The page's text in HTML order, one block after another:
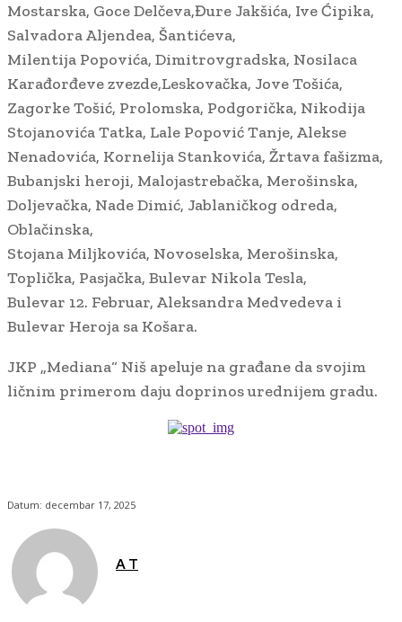
Mostarska, Goce Delčeva,Đure Jakšića, Ive Ćipika,
Salvadora Aljendea, Šantićeva,
Milentija Popovića, Dimitrovgradska, Nosilaca
Karađorđeve zvezde,Leskovačka, Jove Tošića,
Zagorke Tošić, Prolomska, Podgorička, Nikodija
Stojanovića Tatka, Lale Popović Tanje, Alekse
Nenadovića, Kornelija Stankovića, Žrtava fašizma,
Bubanjski heroji, Malojastrebačka, Merošinska,
Doljevačka, Nade Dimić, Jablaničkog odreda,
Oblačinska,
Stojana Miljkovića, Novoselska, Merošinska,
Toplička, Pasjačka, Bulevar Nikola Tesla,
Bulevar 12. Februar, Aleksandra Medvedeva i
Bulevar Heroja sa Košara.
JKP „Mediana“ Niš apeluje na građane da svojim
ličnim primerom daju doprinos urednijem gradu.
Datum: decembar 17, 2025
A T